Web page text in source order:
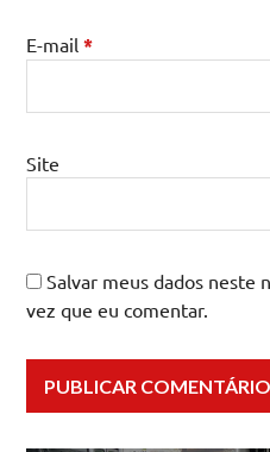
E-mail*
Site
Salvar meus dados neste
vez que eu comentar.